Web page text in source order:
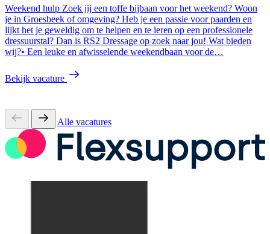
Weekend hulp Zoek jij een toffe bijbaan voor het weekend? Woon
je in Groesbeek of omgeving? Heb je een passie voor paarden en
lijkt het je geweldig om te helpen en te leren op een professionele
dressuurstal? Dan is RS2 Dressage op zoek naar jou! Wat bieden
wij?• Een leuke en afwisselende weekendbaan voor de…
Bekijk vacature
Alle vacatures